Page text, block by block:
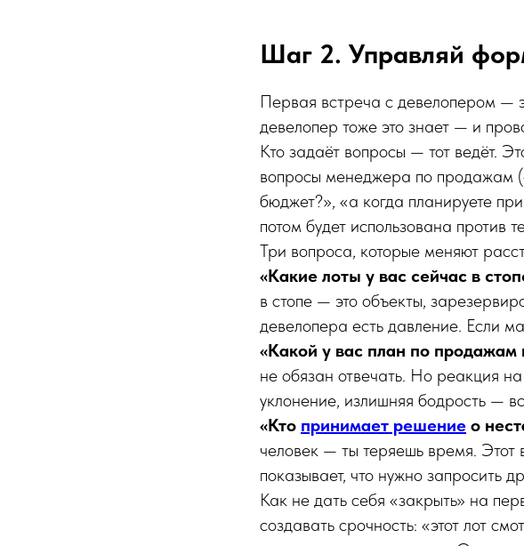
Шаг 2. Управляй
Первая встреча с девелопером —
девелопер тоже это знает — и
Кто задаёт вопросы — тот ведёт.
вопросы менеджера по продажам
бюджет?», «а когда планируете
потом будет использована
Три вопроса, которые меняют
«Какие лоты у вас сейчас в
в стопе — это объекты,
девелопера есть давление. Если
«Какой у вас план по продажам
не обязан отвечать. Но реакция
уклонение, излишняя бодрость —
«Кто принимает решение о
человек — ты теряешь время. Этот
показывает, что нужно запросить
Как не дать себя «закрыть» на
создавать срочность: «этот лот